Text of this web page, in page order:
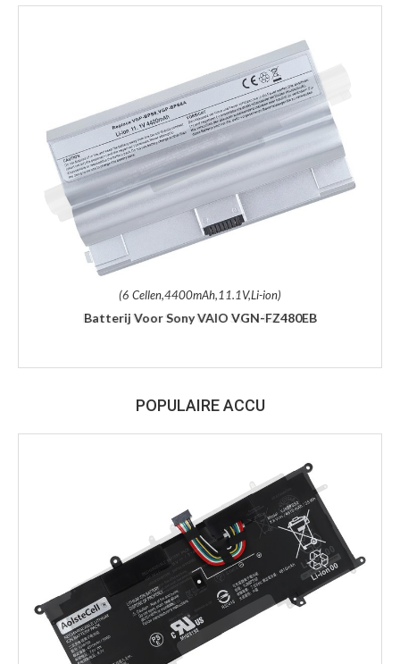
(6 Cellen,4400mAh,11.1V,Li-ion)
Batterij Voor Sony VAIO VGN-FZ480EB
POPULAIRE ACCU